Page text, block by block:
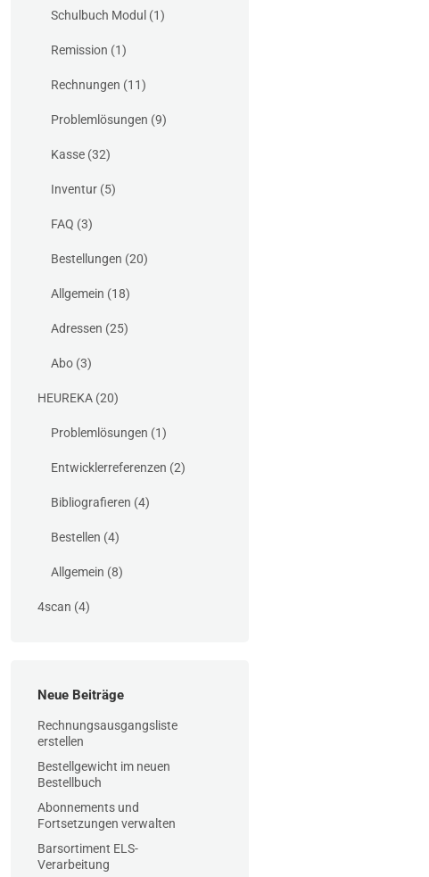
Schulbuch Modul (1)
Remission (1)
Rechnungen (11)
Problemlösungen (9)
Kasse (32)
Inventur (5)
FAQ (3)
Bestellungen (20)
Allgemein (18)
Adressen (25)
Abo (3)
HEUREKA (20)
Problemlösungen (1)
Entwicklerreferenzen (2)
Bibliografieren (4)
Bestellen (4)
Allgemein (8)
4scan (4)
Neue Beiträge
Rechnungsausgangsliste
erstellen
Bestellgewicht im neuen
Bestellbuch
Abonnements und
Fortsetzungen verwalten
Barsortiment ELS-
Verarbeitung